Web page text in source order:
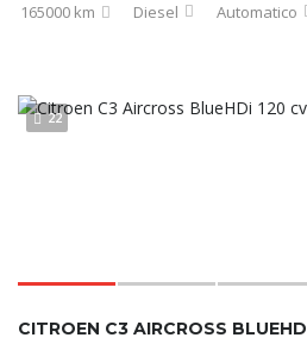
165000 km Diesel Automatico
22